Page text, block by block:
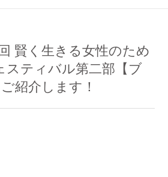
賢く生きる女性のため
スティバル第二部【ブ
紹介します！